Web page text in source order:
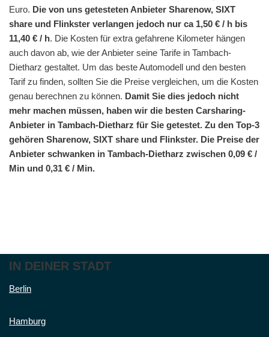
Euro. Die von uns getesteten Anbieter Sharenow, SIXT
share und Flinkster verlangen jedoch nur ca 1,50 € / h bis
11,40 € / h. Die Kosten für extra gefahrene Kilometer hängen
auch davon ab, wie der Anbieter seine Tarife in Tambach-
Dietharz gestaltet. Um das beste Automodell und den besten
Tarif zu finden, sollten Sie die Preise vergleichen, um die Kosten
genau berechnen zu können. Damit Sie dies jedoch nicht
mehr machen müssen, haben wir die besten Carsharing-
Anbieter in Tambach-Dietharz für Sie getestet. Zu den Top-3
gehören Sharenow, SIXT share und Flinkster. Die Preise der
Anbieter schwanken in Tambach-Dietharz zwischen 0,09 € /
Min und 0,31 € / Min.
IN DEINER STADT
Berlin
Hamburg